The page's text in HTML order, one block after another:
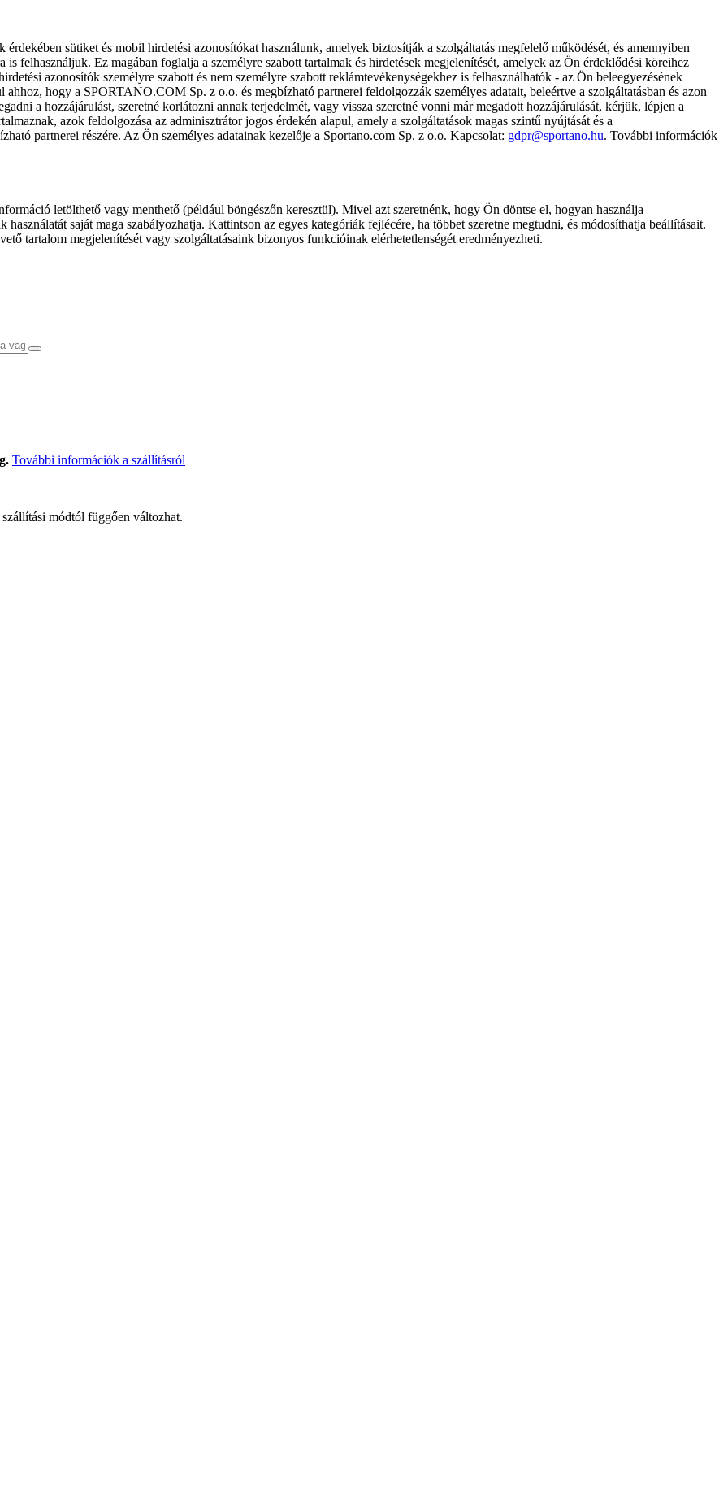
sütiket és mobil hirdetési azonosítókat használunk, amelyek biztosítják a szolgáltatás megfelelő működését, és amennyiben
is felhasználjuk. Ez magában foglalja a személyre szabott tartalmak és hirdetések megjelenítését, amelyek az Ön érdeklődési köreihez
azonosítók személyre szabott és nem személyre szabott reklámtevékenységekhez is felhasználhatók - az Ön beleegyezésének
hogy a SPORTANO.COM Sp. z o.o. és megbízható partnerei feldolgozzák személyes adatait, beleértve a szolgáltatásban és azon
a hozzájárulást, szeretné korlátozni annak terjedelmét, vagy vissza szeretné vonni már megadott hozzájárulását, kérjük, lépjen a
azok feldolgozása az adminisztrátor jogos érdekén alapul, amely a szolgáltatások magas szintű nyújtását és a
partnerei részére. Az Ön személyes adatainak kezelője a Sportano.com Sp. z o.o. Kapcsolat: gdpr@sportano.hu. További információk
letölthető vagy menthető (például böngészőn keresztül). Mivel azt szeretnénk, hogy Ön döntse el, hogyan használja
saját maga szabályozhatja. Kattintson az egyes kategóriák fejlécére, ha többet szeretne megtudni, és módosíthatja beállításait.
tartalom megjelenítését vagy szolgáltatásaink bizonyos funkcióinak elérhetetlenségét eredményezheti.
További információk a szállításról
módtól függően változhat.